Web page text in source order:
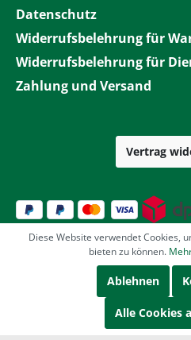
Datenschutz
Widerrufsbelehrung für
Widerrufsbelehrung für
Zahlung und Versand
Vertrag
Diese Website verwendet Cookies,
bieten zu können.
Ablehnen
Alle Cookies